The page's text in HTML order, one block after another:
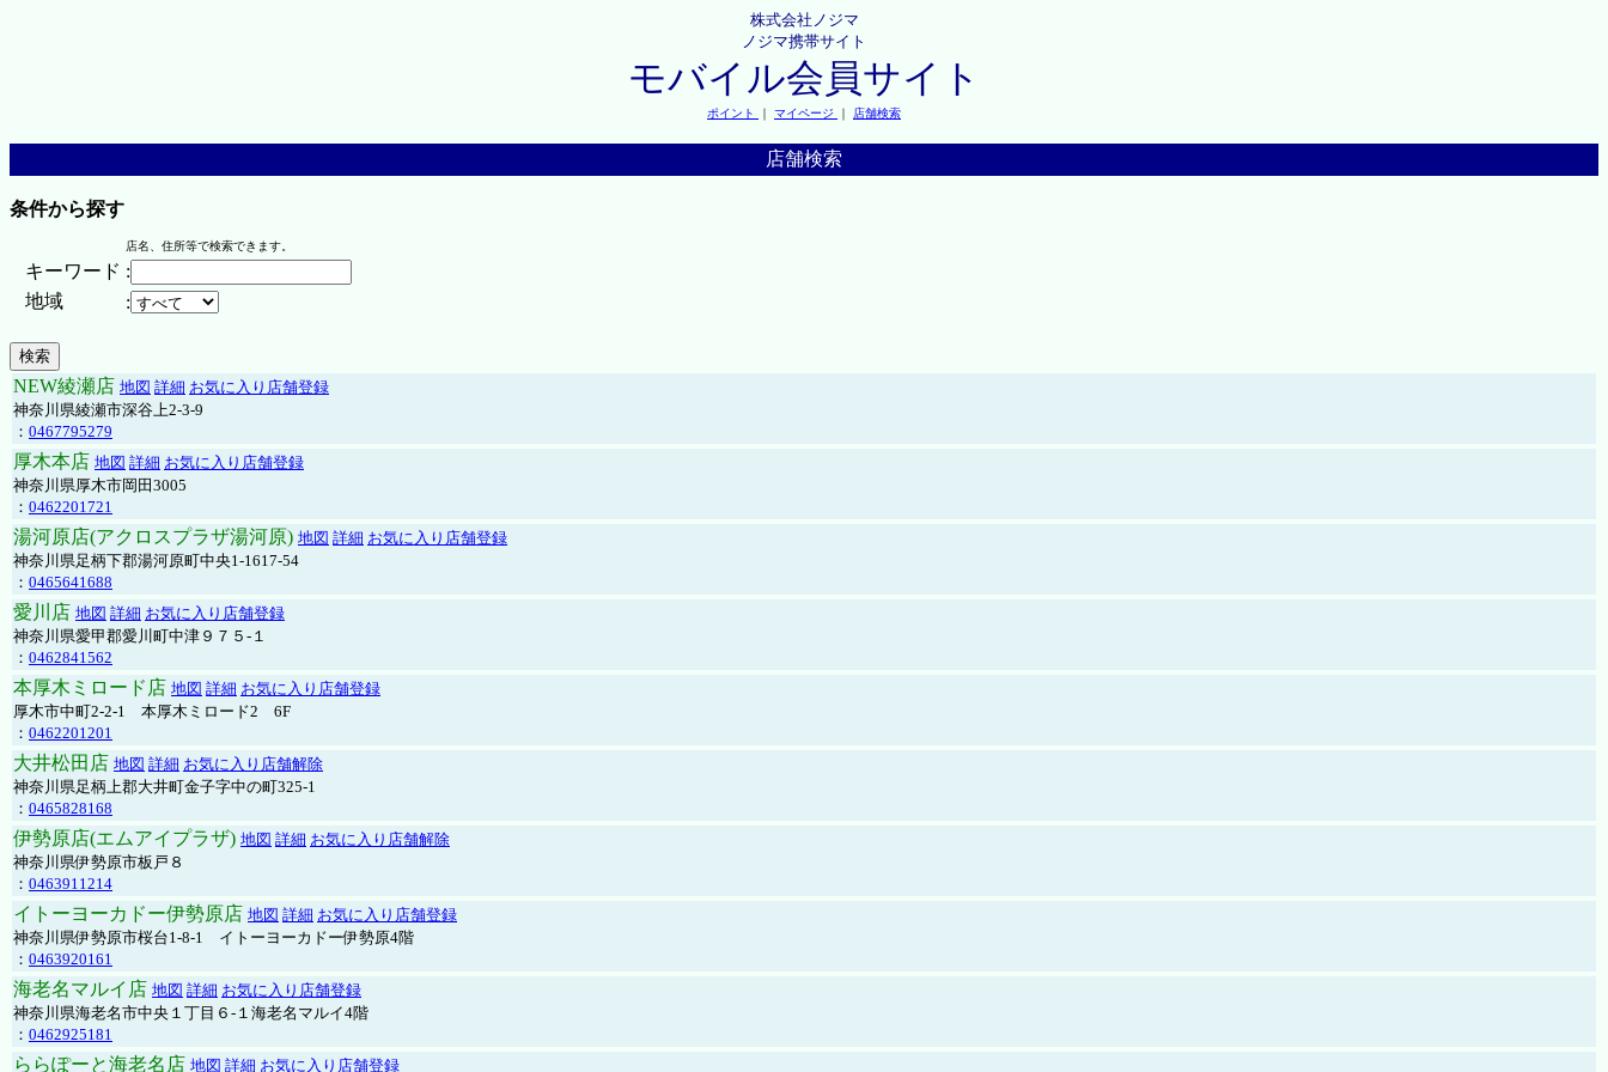
株式会社ノジマ
ノジマ携帯サイト
モバイル会員サイト
ポイント ｜ マイページ ｜ 店舗検索
店舗検索
条件から探す
店名、住所等で検索できます。
キーワード :
地域
:
NEW綾瀬店 地図 詳細 お気に入り店舗登録
神奈川県綾瀬市深谷上2-3-9
： 0467795279
厚木本店 地図 詳細 お気に入り店舗登録
神奈川県厚木市岡田3005
： 0462201721
湯河原店(アクロスプラザ湯河原) 地図 詳細 お気に入り店舗登録
神奈川県足柄下郡湯河原町中央1-1617-54
： 0465641688
愛川店 地図 詳細 お気に入り店舗登録
神奈川県愛甲郡愛川町中津９７５-１
： 0462841562
本厚木ミロード店 地図 詳細 お気に入り店舗登録
厚木市中町2-2-1 本厚木ミロード2 6F
： 0462201201
大井松田店 地図 詳細 お気に入り店舗解除
神奈川県足柄上郡大井町金子字中の町325-1
： 0465828168
伊勢原店(エムアイプラザ) 地図 詳細 お気に入り店舗解除
神奈川県伊勢原市板戸８
： 0463911214
イトーヨーカドー伊勢原店 地図 詳細 お気に入り店舗登録
神奈川県伊勢原市桜台1-8-1 イトーヨーカドー伊勢原4階
： 0463920161
海老名マルイ店 地図 詳細 お気に入り店舗登録
神奈川県海老名市中央１丁目６-１海老名マルイ4階
： 0462925181
ららぽーと海老名店 地図 詳細 お気に入り店舗登録